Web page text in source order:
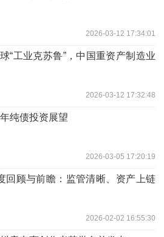
2026-03-12 17:34:01
“工业克苏鲁”，中国重资产制造业
2026-03-12 17:32:48
纯债投资展望
2026-03-05 17:20:19
回顾与前瞻：监管清晰、资产上链
2026-02-02 16:55:30